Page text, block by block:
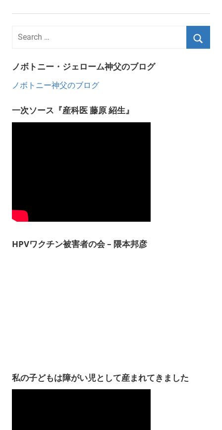
ノボトニー・ジェローム神父のブログ
ノボトニー神父のブログ
一次ソース『産科医 藤原 紹生』
HPVワクチン被害者の会 – 隈本邦彦
私の子どもは障がい児として産まれてきました